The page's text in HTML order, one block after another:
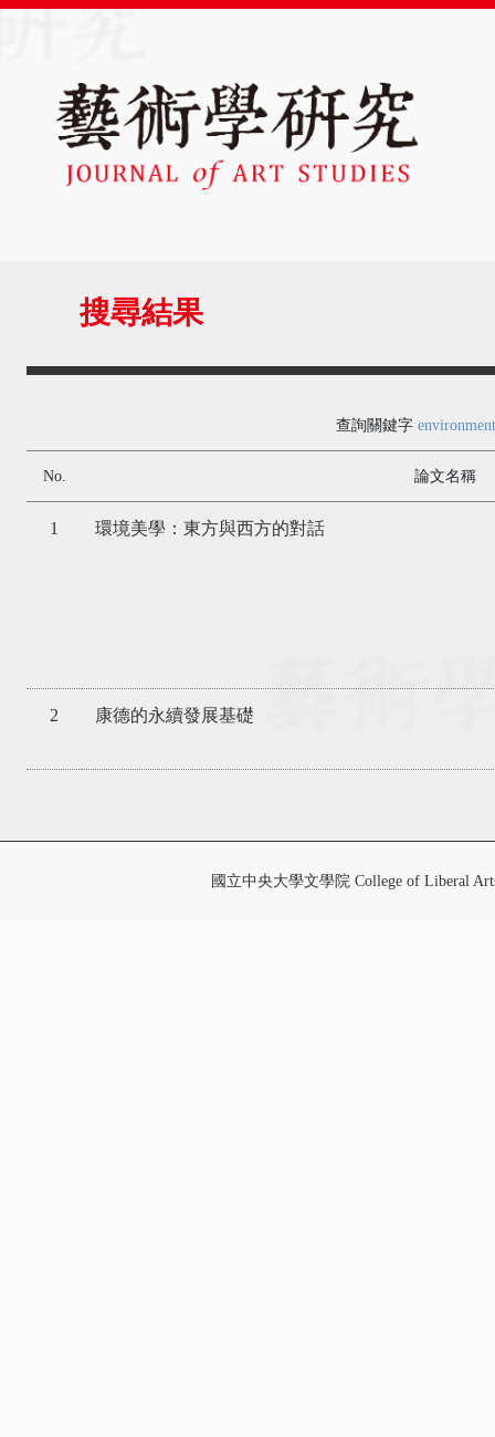
搜尋結果
查詢關鍵字
No. 論文名稱
1 環境美學：東方與西方的對話
2 康德的永續發展基礎
國立中央大學文學院 College of Liberal